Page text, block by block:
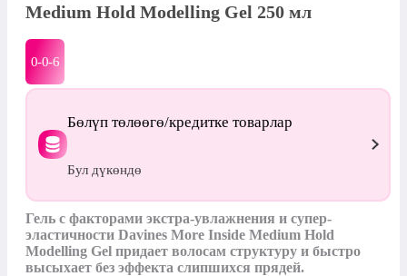
Medium Hold Modelling Gel 250 мл
0-0-6
Бөлүп төлөөгө/кредитке товарлар
Бул дүкөндө
Гель с факторами экстра-увлажнения и супер-
эластичности Davines More Inside Medium Hold
Modelling Gel придает волосам структуру и быстро
высыхает без эффекта слипшихся прядей.